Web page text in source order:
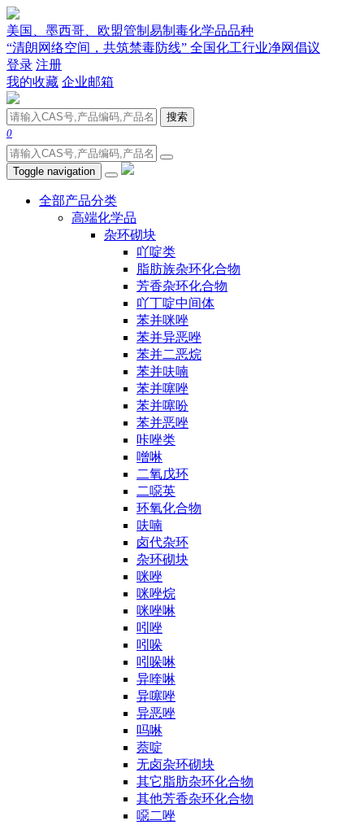
美国、墨西哥、欧盟管制易制毒化学品品种
“清朗网络空间，共筑禁毒防线” 全国化工行业净网倡议
登录 注册
我的收藏 企业邮箱
搜索
0
Toggle navigation
全部产品分类
高端化学品
杂环砌块
吖啶类
脂肪族杂环化合物
芳香杂环化合物
吖丁啶中间体
苯并咪唑
苯并异恶唑
苯并二恶烷
苯并呋喃
苯并噻唑
苯并噻吩
苯并恶唑
咔唑类
噌啉
二氧戊环
二噁英
环氧化合物
呋喃
卤代杂环
杂环砌块
咪唑
咪唑烷
咪唑啉
吲唑
吲哚
吲哚啉
异喹啉
异噻唑
异恶唑
吗啉
萘啶
无卤杂环砌块
其它脂肪杂环化合物
其他芳香杂环化合物
噁二唑